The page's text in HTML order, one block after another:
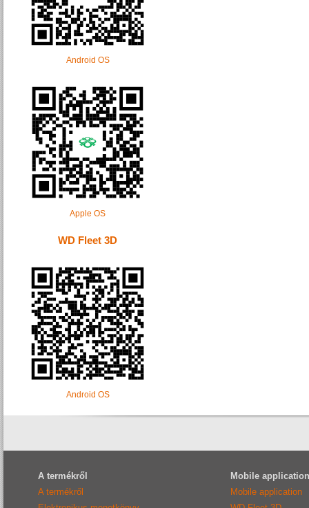
Android OS
Apple OS
WD Fleet 3D
Android OS
A termékről
A termékről
Mobile application
Mobile application